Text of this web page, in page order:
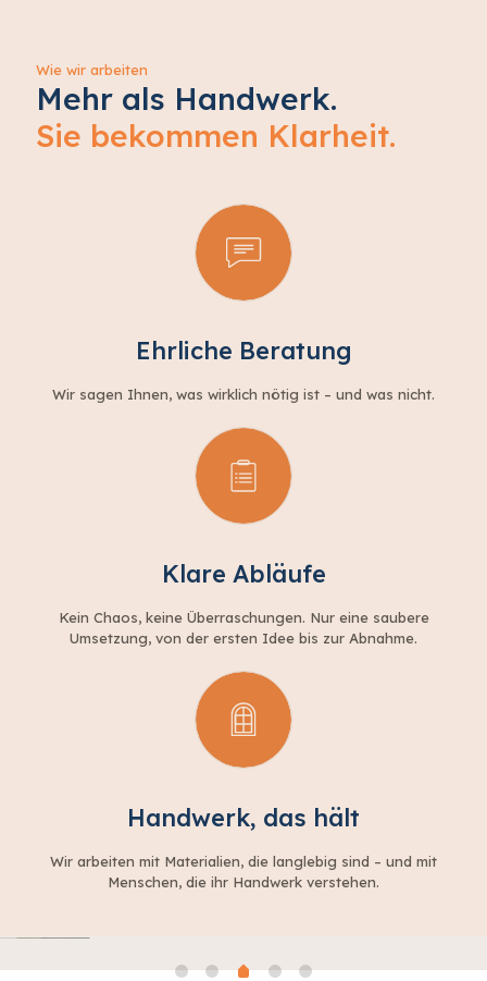
Wie wir arbeiten
Mehr als Handwerk.
Sie bekommen Klarheit.
Ehrliche Beratung
Wir sagen Ihnen, was wirklich nötig ist – und was nicht.
Klare Abläufe
Kein Chaos, keine Überraschungen. Nur eine saubere
Umsetzung, von der ersten Idee bis zur Abnahme.
Handwerk, das hält
Wir arbeiten mit Materialien, die langlebig sind – und mit
Menschen, die ihr Handwerk verstehen.